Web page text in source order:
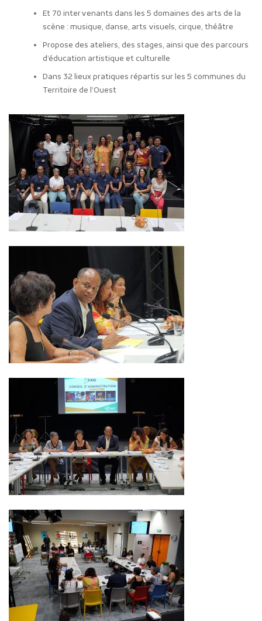
Et 70 intervenants dans les 5 domaines des arts de la
scène : musique, danse, arts visuels, cirque, théâtre
Propose des ateliers, des stages, ainsi que des parcours
d’éducation artistique et culturelle
Dans 32 lieux pratiques répartis sur les 5 communes du
Territoire de l’Ouest